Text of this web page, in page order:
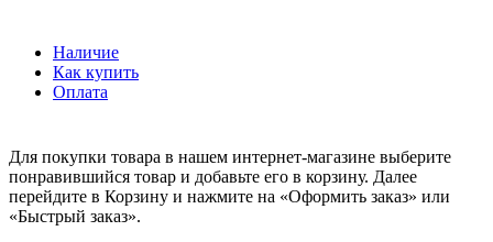
Наличие
Как купить
Оплата
Для покупки товара в нашем интернет-магазине выберите
понравившийся товар и добавьте его в корзину. Далее
перейдите в Корзину и нажмите на «Оформить заказ» или
«Быстрый заказ».